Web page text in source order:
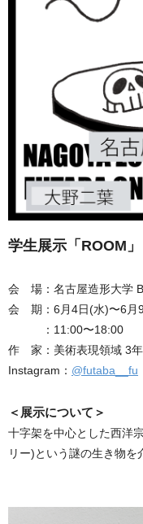
学生展示「ROOM」
会 場：名古屋造形大学
会 期：6月4日(水)〜6月
：11:00〜18:00
作 家：美術表現領域 3
Instagram： @futaba__fu
＜展示について＞
十字架を中心とした西洋
リー)という謎の生き物を